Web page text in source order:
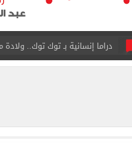
قائمة الأمراض الحرجة المحظور
تسجيل الرغبات مجانا.. معامل
الكشف عن قصر محمد صلاح